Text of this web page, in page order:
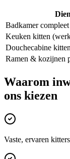
Badkamer
Keuken kitten
Douchecabine kitten
Ramen & kozijnen
Waarom
ons kiezen
Vaste, ervaren